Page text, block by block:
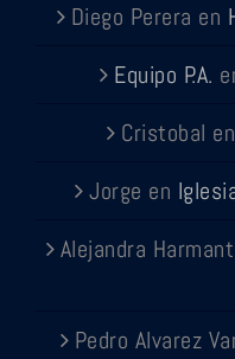
Diego Perera en
Equipo P.A.
Cristobal en
Jorge en
Alejandra Harmant
Pedro Alvarez